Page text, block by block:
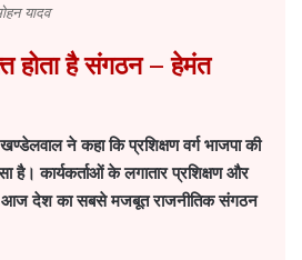
यादव
होता है संगठन – हेमंत
ने कहा कि प्रशिक्षण वर्ग भाजपा की
है। कार्यकर्ताओं के लगातार प्रशिक्षण और
आज देश का सबसे मजबूत राजनीतिक संगठन